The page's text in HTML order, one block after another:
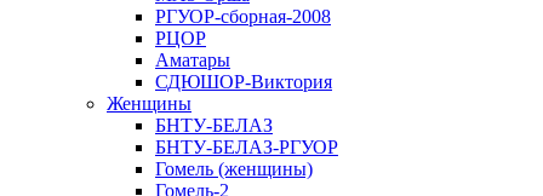
РГУОР-сборная-2008
РЦОР
Аматары
СДЮШОР-Виктория
Женщины
БНТУ-БЕЛАЗ
БНТУ-БЕЛАЗ-РГУОР
Гомель (женщины)
Гомель-2